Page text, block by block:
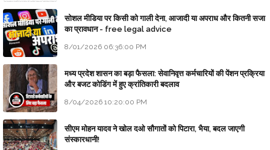
सोशल मीडिया पर किसी को गाली देना, आजादी या अपराध और कितनी सजा
का प्रावधान - free legal advice
8/01/2026 06:36:00 PM
मध्य प्रदेश शासन का बड़ा फैसला: सेवानिवृत्त कर्मचारियों की पेंशन प्रक्रिया
और बजट कोडिंग में हुए क्रांतिकारी बदलाव
8/04/2026 10:20:00 PM
सीएम मोहन यादव ने खोल दओ सौगातों को पिटारा, भैया, बदल जाएगी
संस्कारधानी!